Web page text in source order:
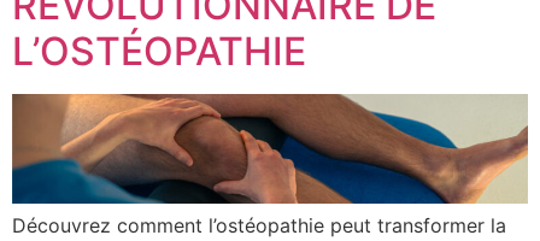
L’OSTÉOPATHIE
Découvrez comment l’ostéopathie peut transformer la